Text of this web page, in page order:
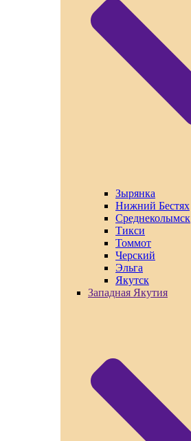
Зырянка
Нижний Бестях
Среднеколымск
Тикси
Томмот
Черский
Эльга
Якутск
Западная Якутия